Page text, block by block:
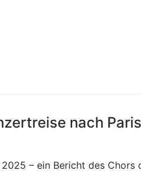
nach
2025 – ein Bericht des